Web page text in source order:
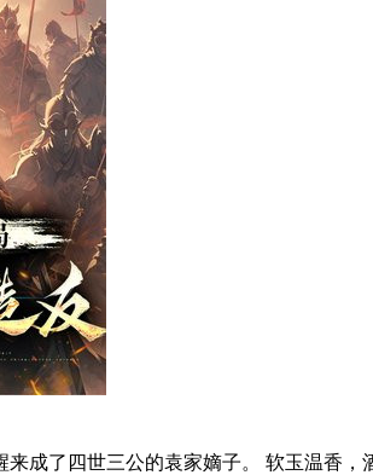
来成了四世三公的袁家嫡子。 软玉温香